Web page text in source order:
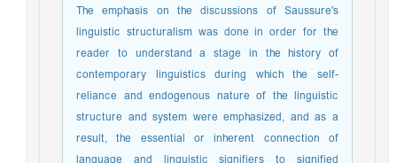
The emphasis on the discussions of Saussure's
linguistic structuralism was done in order for the
reader to understand a stage in the history of
contemporary linguistics during which the self-
reliance and endogenous nature of the linguistic
structure and system were emphasized, and as a
result, the essential or inherent connection of